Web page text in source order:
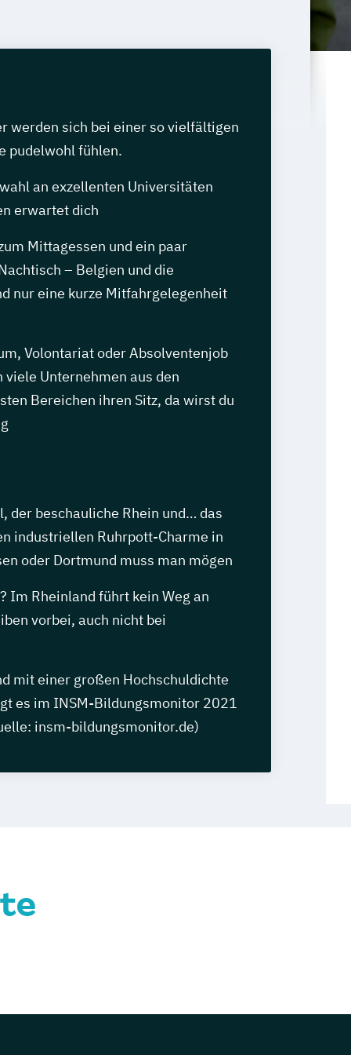
werden sich bei einer so vielfältigen
pudelwohl fühlen.
an exzellenten Universitäten
erwartet dich
Mittagessen und ein paar
– Belgien und die
nur eine kurze Mitfahrgelegenheit
Volontariat oder Absolventenjob
viele Unternehmen aus den
Bereichen ihren Sitz, da wirst du
der beschauliche Rhein und… das
industriellen Ruhrpott-Charme in
oder Dortmund muss man mögen
Im Rheinland führt kein Weg an
vorbei, auch nicht bei
mit einer großen Hochschuldichte
es im INSM-Bildungsmonitor 2021
insm-bildungsmonitor.de)